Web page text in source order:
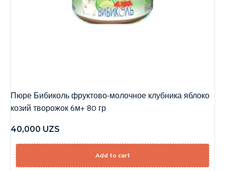
Пюре Бибиколь фруктово-молочное клубника яблоко
козий творожок 6м+ 80 гр
40,000 UZS
Add to cart